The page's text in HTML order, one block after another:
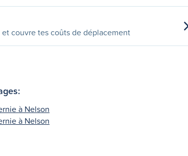
couvre tes coûts de déplacement
à Nelson
à Nelson